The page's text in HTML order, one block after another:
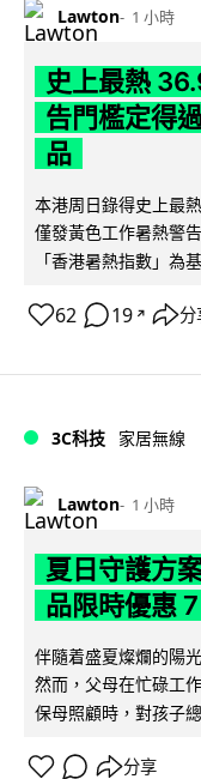
Lawton 1 小時
史上最熱
告門檻定得
品
本港周日錄得史上最
僅發黃色工作暑熱警
「香港暑熱指數」為
62 19 ↗ 分
3C科技 家居無線
Lawton 1 小時
夏日守護方
品限時優惠
伴隨着盛夏燦爛的陽
然而，父母在忙碌工
保母照顧時，對孩子
分享